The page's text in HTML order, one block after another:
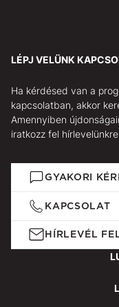
LÉPJ VELÜNK
Ha kérdésed van a
kapcsolatban, akkor
Amennyiben
iratkozz fel hírlevelünkre.
GYAKORI
KAPCSOLAT
HÍRLEVÉL